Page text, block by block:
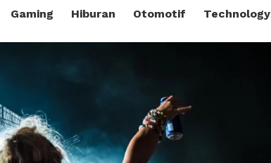
Gaming Hiburan Otomotif Technology